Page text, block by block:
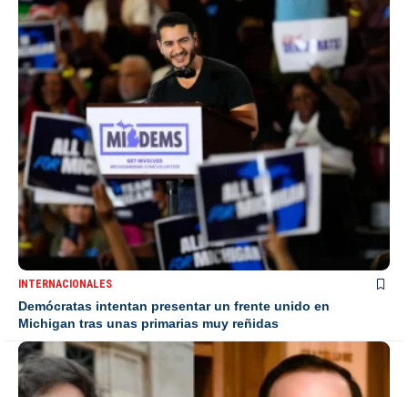
INTERNACIONALES
Demócratas intentan presentar un frente unido en
Michigan tras unas primarias muy reñidas